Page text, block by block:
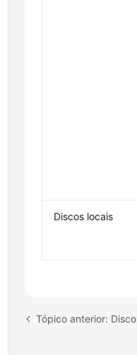
Discos locais
Tópico anterior: Disco